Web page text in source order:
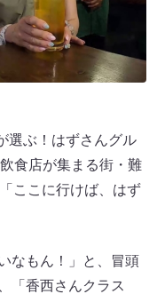
選ぶ！はずさんグル
食店が集まる街・難
ここに行けば、はず
なもん！」と、冒頭
「香西さんクラス